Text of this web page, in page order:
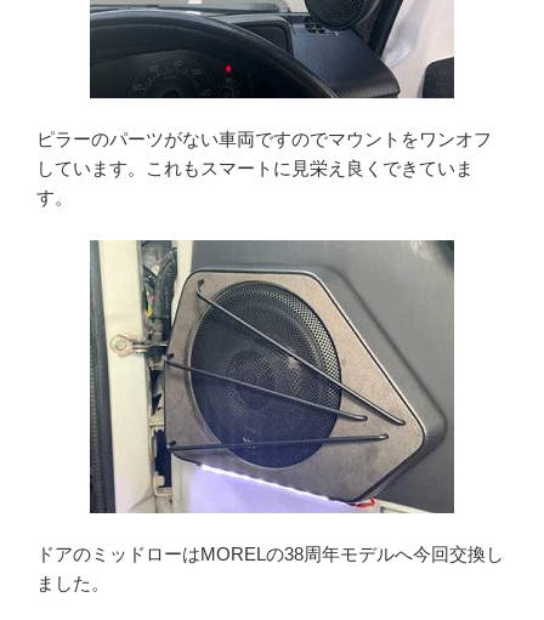
ピラーのパーツがない車両ですのでマウントをワンオフ
しています。これもスマートに見栄え良くできていま
す。
ドアのミッドローはMORELの38周年モデルへ今回交換し
ました。